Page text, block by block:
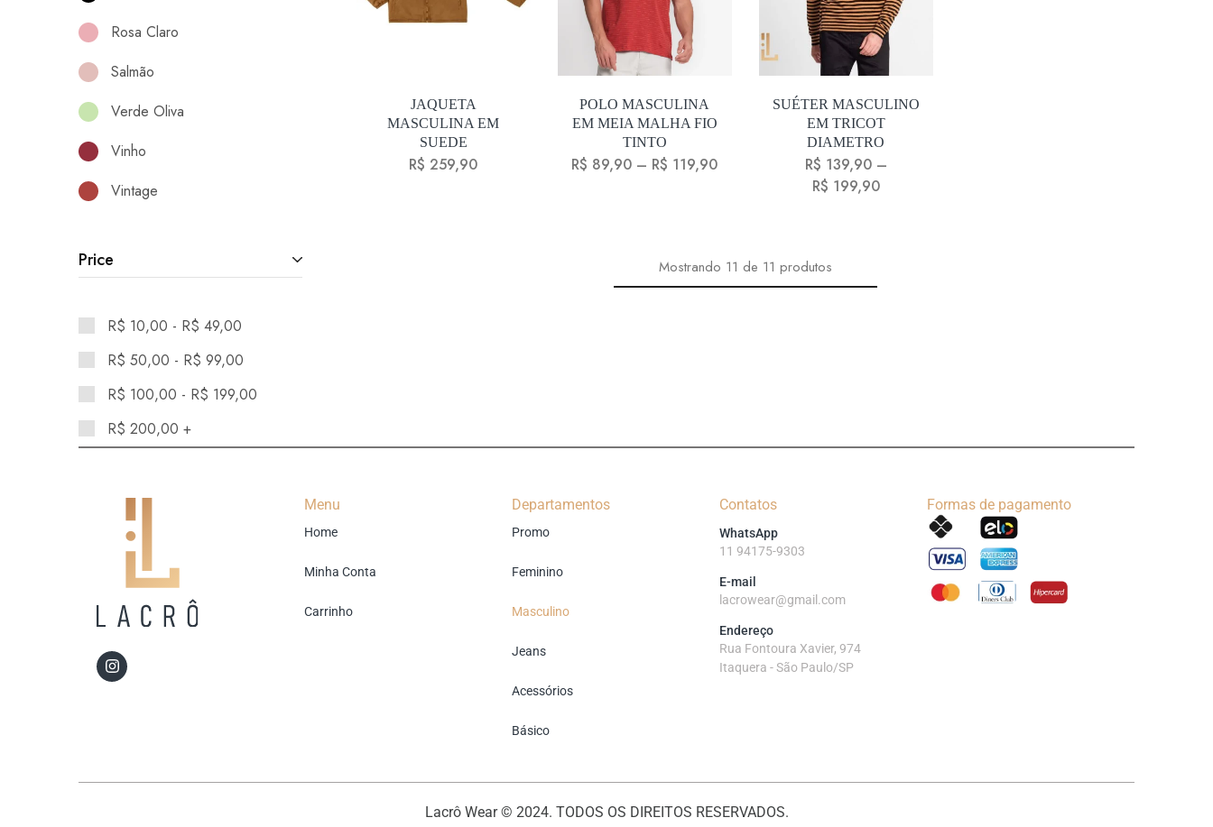
JAQUETA
MASCULINA EM
SUEDE
R$ 259,90
POLO MASCULINA
EM MEIA MALHA FIO
TINTO
R$ 89,90 – R$ 119,90
SUÉTER MASCULINO
EM TRICOT
DIAMETRO
R$ 139,90 –
R$ 199,90
Mostrando 11 de 11 produtos
Rosa Claro
Salmão
Verde Oliva
Vinho
Vintage
Price
R$ 10,00 - R$ 49,00
R$ 50,00 - R$ 99,00
R$ 100,00 - R$ 199,00
R$ 200,00 +
Menu
Home
Minha Conta
Carrinho
Departamentos
Promo
Feminino
Masculino
Jeans
Acessórios
Básico
Contatos
WhatsApp
11 94175-9303
E-mail
lacrowear@gmail.com
Endereço
Rua Fontoura Xavier, 974
Itaquera - São Paulo/SP
Formas de pagamento
Lacrô Wear © 2024. TODOS OS DIREITOS RESERVADOS.